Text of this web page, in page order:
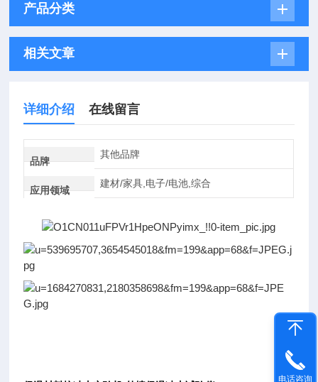
产品分类
相关文章
详细介绍 在线留言
品牌
其他品牌
应用领域
建材/家具,电子/电池,综合
电话咨询